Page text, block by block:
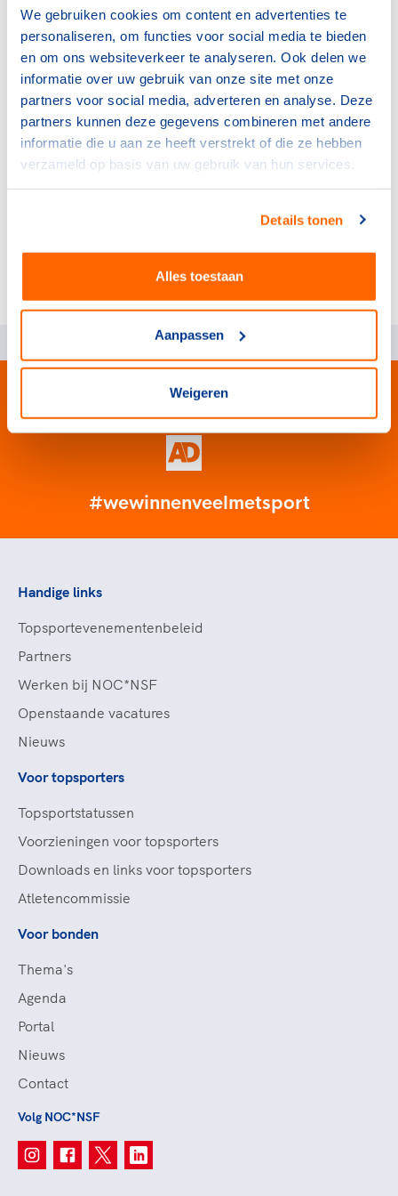
We gebruiken cookies om content en advertenties te
personaliseren, om functies voor social media te bieden
en om ons websiteverkeer te analyseren. Ook delen we
informatie over uw gebruik van onze site met onze
partners voor social media, adverteren en analyse. Deze
partners kunnen deze gegevens combineren met andere
informatie die u aan ze heeft verstrekt of die ze hebben
verzameld op basis van uw gebruik van hun services.
Details tonen
Alles toestaan
Aanpassen
Weigeren
Snowboard alpine:
Youri Zorge
Snowboard cross:
Daan Stam
Snowboard freestyle:
Meer informatie? Kijk op dewebsite van EYOF Friuli
Venezia Giulia 2023.
#wewinnenveelmetsport
Handige links
Topsportevenementenbeleid
Partners
Werken bij NOC*NSF
Openstaande vacatures
Nieuws
Voor topsporters
Topsportstatussen
Voorzieningen voor topsporters
Downloads en links voor topsporters
Atletencommissie
Voor bonden
Thema's
Agenda
Portal
Nieuws
Contact
Volg NOC*NSF